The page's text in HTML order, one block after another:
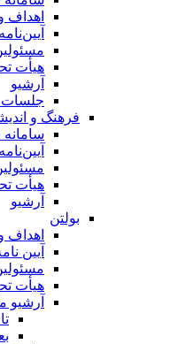
اهداف
هیأت
آرشیو
جلسات
فرهنگ و
هیأت
آرشیو
بولتن
اهداف
آیین
هیأت
آرشیو
تا 2017